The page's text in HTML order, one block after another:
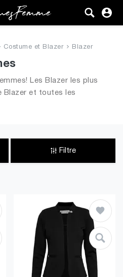
Costume et Blazer Blazer
Les Blazer les plus
Blazer et toutes les
Filtre